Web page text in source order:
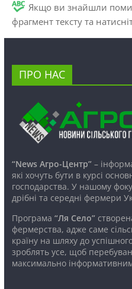
Якщо ви знайшли
фрагмент тексту та
ПРО НАС
“News Агро-Центр”–
які хочуть бути в курсі
господарства. У нашому
дрібні та середні фермери
Програма “Ля Село”
фермерства, адже саме
країну на шляху до
зроблять усе, щоб
максимально